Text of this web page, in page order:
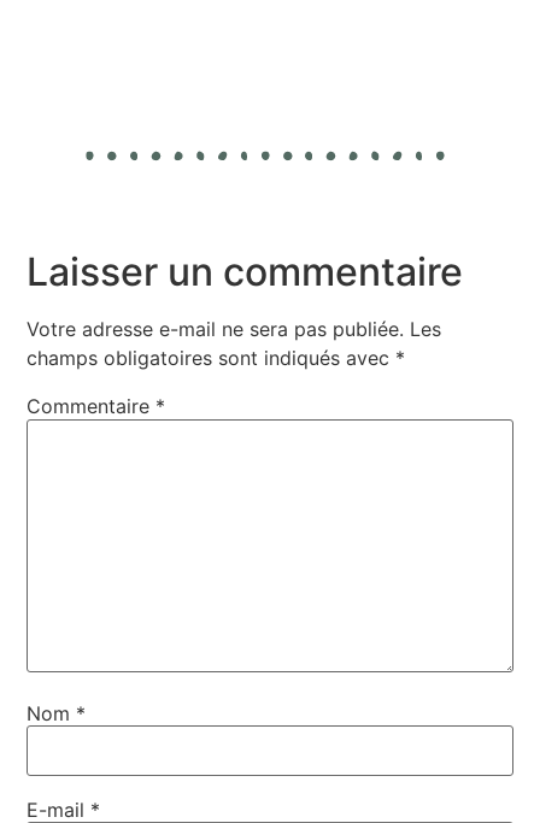
Laisser un commentaire
Votre adresse e-mail ne sera pas publiée. Les
champs obligatoires sont indiqués avec *
Commentaire *
Nom *
E-mail *